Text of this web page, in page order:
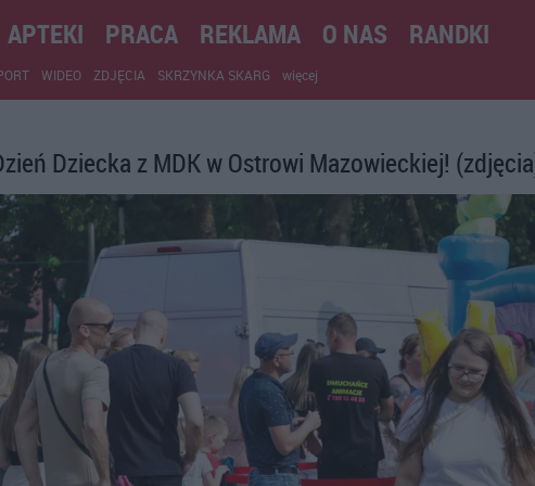
APTEKI PRACA REKLAMA O NAS RANDKI
WIDEO ZDJĘCIA SKRZYNKA SKARG więcej
Dziecka z MDK w Ostrowi Mazowieckiej!